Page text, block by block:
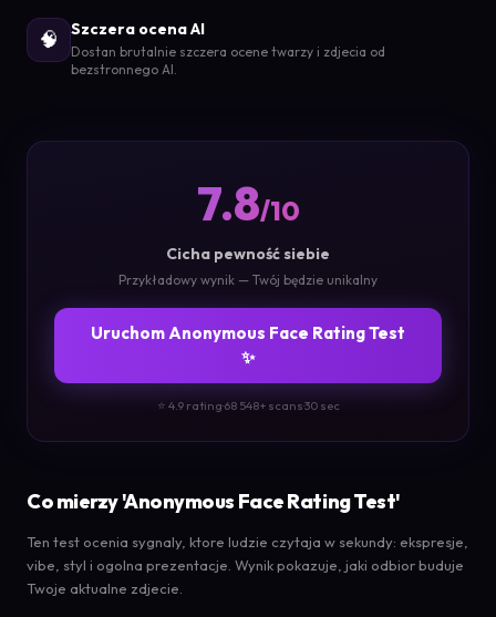
🧠 Szczera ocena AI
Dostan brutalnie szczera ocene twarzy i zdjecia od
bezstronnego AI.
7.8/10
Cicha pewność siebie
Przykładowy wynik — Twój będzie unikalny
Uruchom Anonymous Face Rating Test
✨
⭐ 4.9 rating·68 548+ scans·30 sec
Co mierzy 'Anonymous Face Rating Test'
Ten test ocenia sygnaly, ktore ludzie czytaja w sekundy: ekspresje,
vibe, styl i ogolna prezentacje. Wynik pokazuje, jaki odbior buduje
Twoje aktualne zdjecie.